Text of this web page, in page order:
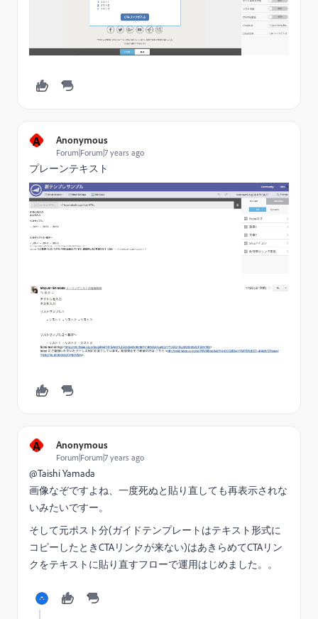
A Anonymous
Forum|Forum|7 years ago
プレーンテキスト
A Anonymous
Forum|Forum|7 years ago
@Taishi Yamada​
画像なぞですよね、一度死ぬと貼り直しても再表示されな
いみたいですー。
そして元ポスト分(ガイドテンプレートはテキスト形式に
コピーしたときCTAリンクが来ない)はあきらめてCTAリン
クをテキストに貼り直すフローで運用はじめました。。